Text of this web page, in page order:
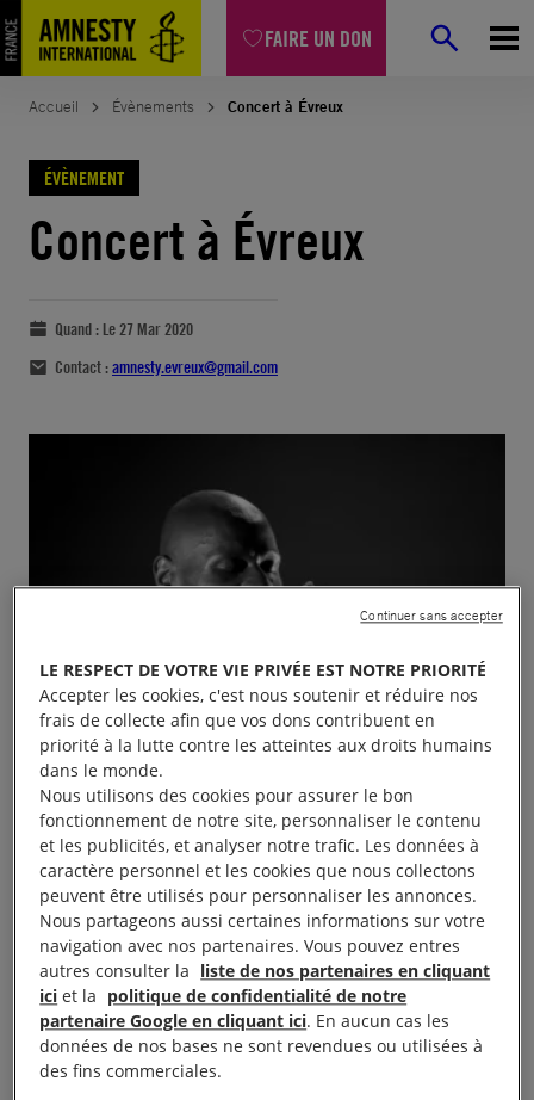
FAIRE UN DON
Accueil Évènements Concert à Évreux
ÉVÈNEMENT
Concert à Évreux
Quand : Le 27 Mar 2020
Contact :amnesty.evreux@gmail.com
Concert Kery James en collaboration avec le
Tangram et table Amnesty. Tout public 10 à 25€ au
Théâtre Legendre, 1 square Georges Brassens, de
LE RESPECT DE VOTRE VIE PRIVÉE EST NOTRE PRIORITÉ
Accepter les cookies, c'est nous soutenir et réduire nos
frais de collecte afin que vos dons contribuent en
priorité à la lutte contre les atteintes aux droits humains
dans le monde.
Nous utilisons des cookies pour assurer le bon
fonctionnement de notre site, personnaliser le contenu
et les publicités, et analyser notre trafic. Les données à
caractère personnel et les cookies que nous collectons
peuvent être utilisés pour personnaliser les annonces.
Nous partageons aussi certaines informations sur votre
navigation avec nos partenaires. Vous pouvez entres
autres consulter la liste de nos partenaires en cliquant
ici et la politique de confidentialité de notre
partenaire Google en cliquant ici. En aucun cas les
données de nos bases ne sont revendues ou utilisées à
des fins commerciales.
Continuer sans accepter